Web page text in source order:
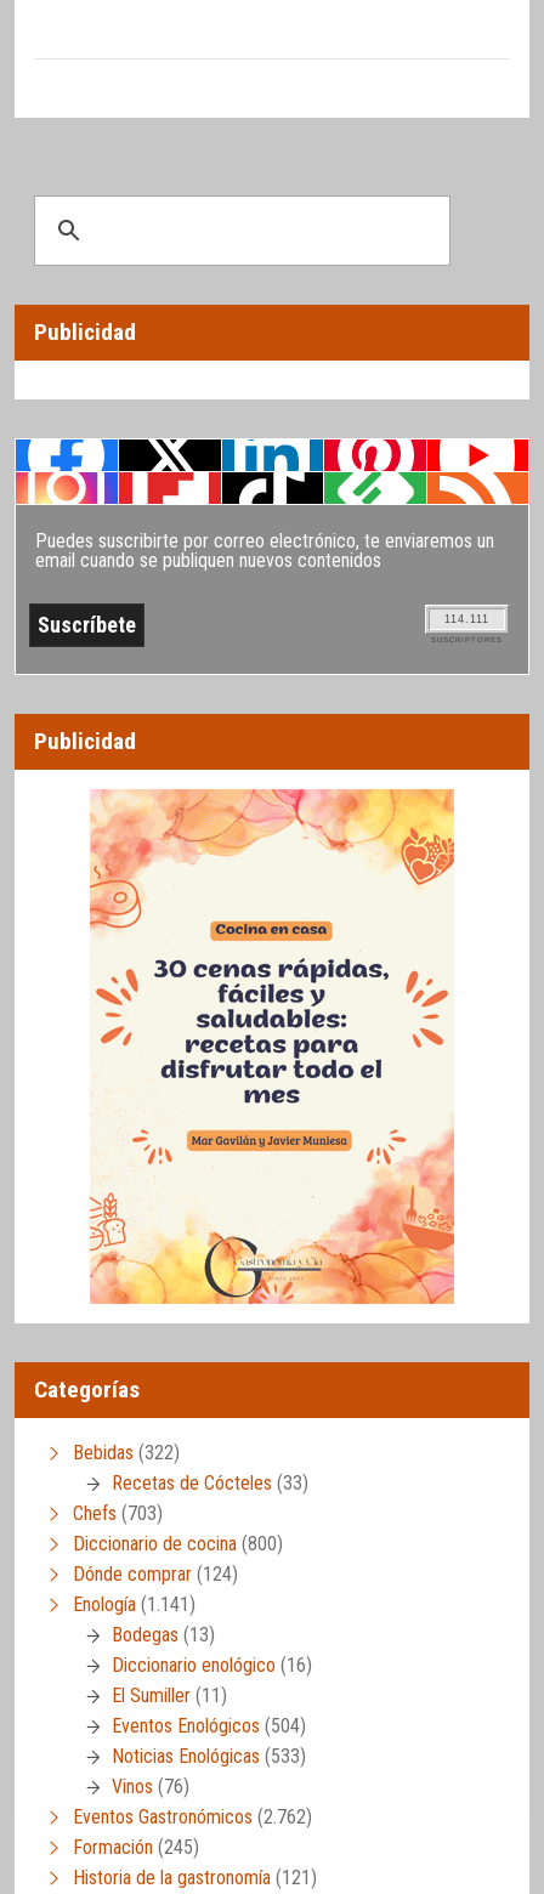
Publicidad
Puedes suscribirte por correo electrónico, te enviaremos un
email cuando se publiquen nuevos contenidos
114.111
SUSCRIPTORES
Publicidad
Categorías
Bebidas (322)
Recetas de Cócteles (33)
Chefs (703)
Diccionario de cocina (800)
Dónde comprar (124)
Enología (1.141)
Bodegas (13)
Diccionario enológico (16)
El Sumiller (11)
Eventos Enológicos (504)
Noticias Enológicas (533)
Vinos (76)
Eventos Gastronómicos (2.762)
Formación (245)
Historia de la gastronomía (121)